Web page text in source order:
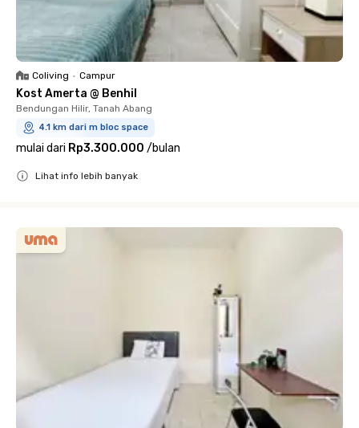
Coliving • Campur
Kost Amerta @ Benhil
Bendungan Hilir, Tanah Abang
4.1 km dari m bloc space
mulai dari Rp3.300.000 /bulan
Lihat info lebih banyak